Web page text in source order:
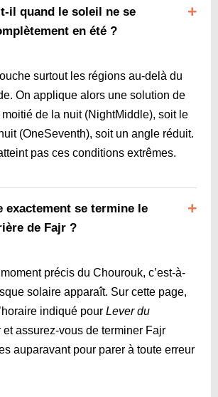
il quand le soleil ne se
en été ?
surtout les régions au-delà du
On applique alors une solution de
de la nuit (NightMiddle), soit le
(OneSeventh), soit un angle réduit.
pas ces conditions extrêmes.
exactement se termine le
de Fajr ?
moment précis du Chourouk, c’est-à-
solaire apparaît. Sur cette page,
indiqué pour Lever du
et assurez-vous de terminer Fajr
auparavant pour parer à toute erreur